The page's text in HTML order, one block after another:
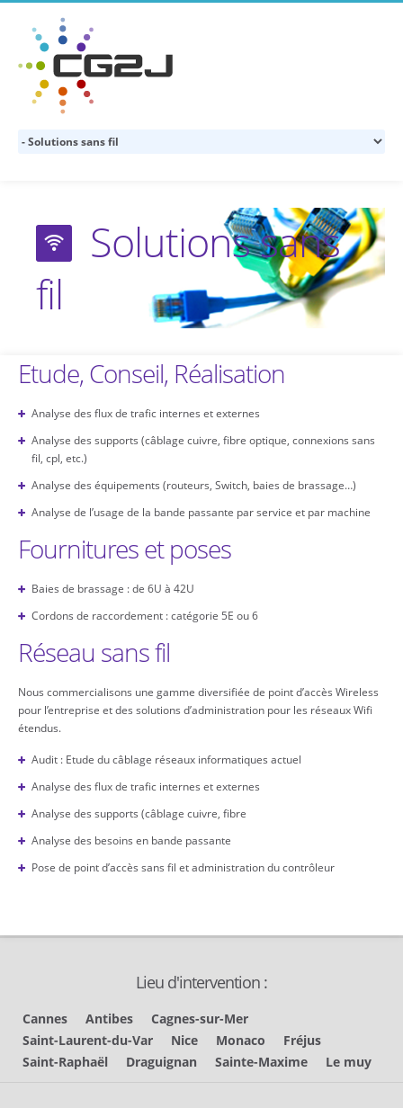
Solutions sans
fil
Etude, Conseil, Réalisation
Analyse des flux de trafic internes et externes
Analyse des supports (câblage cuivre, fibre optique, connexions sans
fil, cpl, etc.)
Analyse des équipements (routeurs, Switch, baies de brassage…)
Analyse de l’usage de la bande passante par service et par machine
Fournitures et poses
Baies de brassage : de 6U à 42U
Cordons de raccordement : catégorie 5E ou 6
Réseau sans fil
Nous commercialisons une gamme diversifiée de point d’accès Wireless
pour l’entreprise et des solutions d’administration pour les réseaux Wifi
étendus.
Audit : Etude du câblage réseaux informatiques actuel
Analyse des flux de trafic internes et externes
Analyse des supports (câblage cuivre, fibre
Analyse des besoins en bande passante
Pose de point d’accès sans fil et administration du contrôleur
Lieu d'intervention :
Cannes Antibes
Cagnes-sur-Mer
Saint-Laurent-du-Var
Nice Monaco
Fréjus
Saint-Raphaël
Draguignan Sainte-Maxime Le muy